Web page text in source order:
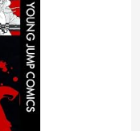
素材を提供してしまう
スタジオ誰も反論できず沈黙w